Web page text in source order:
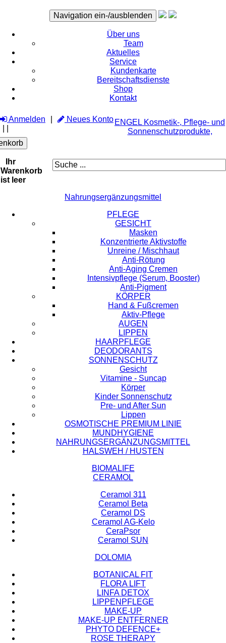
Navigation ein-/ausblenden
Über uns
Team
Aktuelles
Service
Kundenkarte
Bereitschaftsdienste
Shop
Kontakt
Anmelden
Neues Konto
Ihr
Warenkorb
ist leer
ENGEL Kosmetik-, Pflege- und
Sonnenschutzprodukte,
Nahrungsergänzungsmittel
PFLEGE
GESICHT
Masken
Konzentrierte Aktivstoffe
Unreine / Mischhaut
Anti-Rötung
Anti-Aging Cremen
Intensivpflege (Serum, Booster)
Anti-Pigment
KÖRPER
Hand & Fußcremen
Aktiv-Pflege
AUGEN
LIPPEN
HAARPFLEGE
DEODORANTS
SONNENSCHUTZ
Gesicht
Vitamine - Suncap
Körper
Kinder Sonnenschutz
Pre- und After Sun
Lippen
OSMOTISCHE PREMIUM LINIE
MUNDHYGIENE
NAHRUNGSERGÄNZUNGSMITTEL
HALSWEH / HUSTEN
BIOMALIFE
CERAMOL
Ceramol 311
Ceramol Beta
Ceramol DS
Ceramol AG-Kelo
CeraPsor
Ceramol SUN
DOLOMIA
BOTANICAL FIT
FLORA LIFT
LINFA DETOX
LIPPENPFLEGE
MAKE-UP
MAKE-UP ENTFERNER
PHYTO DEFENCE+
ROSE THERAPY